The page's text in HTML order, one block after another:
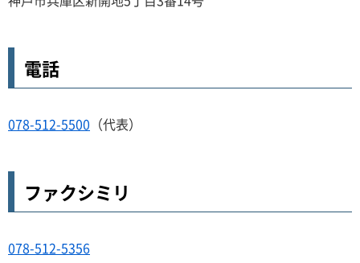
電話
078-512-5500 （代表）
ファクシミリ
078-512-5356